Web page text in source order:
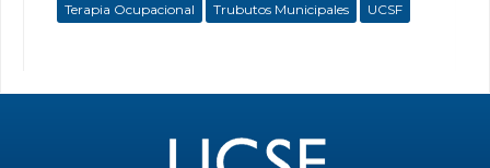
Terapia Ocupacional
Trubutos Municipales UCSF